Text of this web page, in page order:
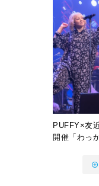
PUFFY×友
開催「わっ